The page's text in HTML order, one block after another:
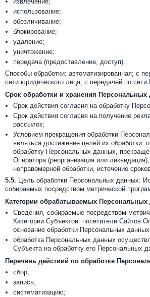
использование;
обезличивание;
блокирование;
удаление;
уничтожение;
передача (предоставление, доступ).
Способы обработки: автоматизированная; с
сети юридического лица; с передачей по сети
Срок обработки и хранения Персональных
Срок действия согласия на обработку
Срок действия согласия на получение
рассылок;
Условием прекращения обработки
являться достижение целей их обработки,
обработку Персональных данных,
Оператора (реорганизация или
неправомерной обработки, истечение
5.5. Цель обработки Персональных данных:
собираемых посредством метрической
Категории обрабатываемых Персональных
Сведения, собираемые посредством
Категории Субъектов: посетители Сайтов
основание обработки Персональных
обработка Персональных данных
Субъекта на обработку его Персональных
Перечень действий по обработке
сбор;
запись;
систематизацию;